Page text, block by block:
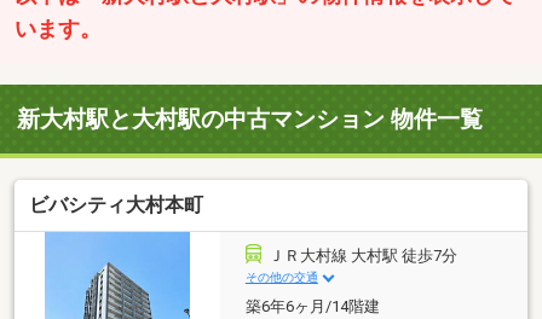
います。
新大村駅と大村駅の中古マンション 物件一覧
ビバシティ大村本町
ＪＲ大村線 大村駅 徒歩7分
その他の交通
築6年6ヶ月/14階建